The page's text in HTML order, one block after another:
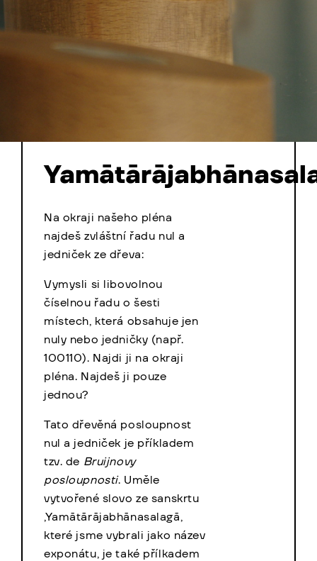
Na okraji našeho pléna
najdeš zvláštní řadu nul a
jedniček ze dřeva:
Vymysli si libovolnou
číselnou řadu o šesti
místech, která obsahuje jen
nuly nebo jedničky (např.
100110). Najdi ji na okraji
pléna. Najdeš ji pouze
jednou?
Tato dřevěná posloupnost
nul a jedniček je příkladem
tzv. de Bruijnovy
posloupnosti. Uměle
vytvořené slovo ze sanskrtu
,Yamātārājabhānasalagā,
které jsme vybrali jako název
exponátu, je také přílkadem